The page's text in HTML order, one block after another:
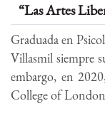
“Las Artes
Graduada en
Villasmil siempre
embargo, en
College of